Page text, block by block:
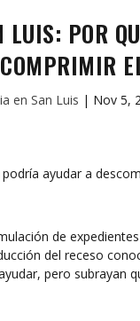
POR
en San Luis | Nov 5,
de
del receso
pero subrayan